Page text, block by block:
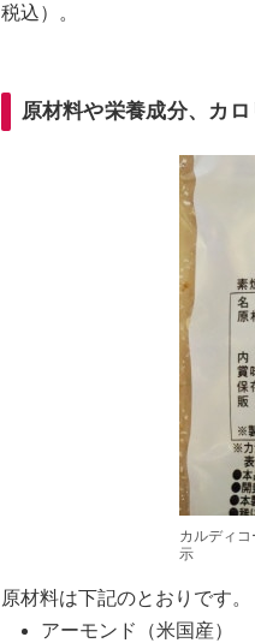
税込）。
原材料や栄養成分、カロ
カルディ
示
原材料は下記のとおりです。
アーモンド（米国産）